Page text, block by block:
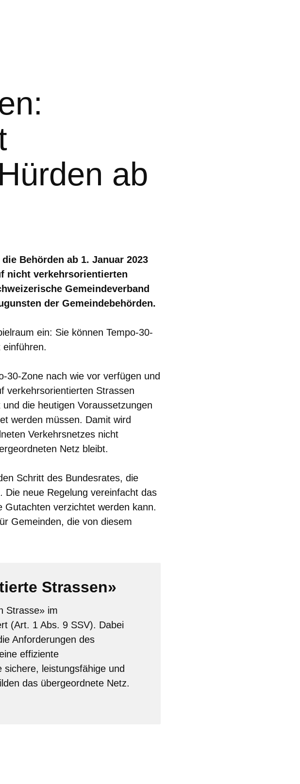
ab
Behörden ab 1. Januar 2023
nicht verkehrsorientierten
Gemeindeverband
der Gemeindebehörden.
ein: Sie können Tempo-30-
30-Zone nach wie vor verfügen und
verkehrsorientierten Strassen
die heutigen Voraussetzungen
werden müssen. Damit wird
Verkehrsnetzes nicht
Netz bleibt.
Schritt des Bundesrates, die
Die neue Regelung vereinfacht das
verzichtet werden kann.
Gemeinden, die von diesem
Strassen»
Strasse» im
(Art. 1 Abs. 9 SSV). Dabei
Anforderungen des
effiziente
leistungsfähige und
das übergeordnete Netz.